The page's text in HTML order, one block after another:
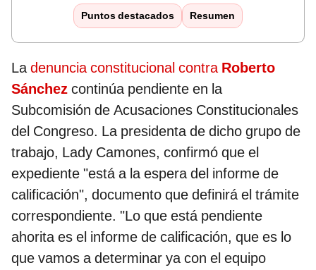
Puntos destacados Resumen
Ladenuncia constitucional contra Roberto
Sánchez continúa pendiente en la
Subcomisión de Acusaciones Constitucionales
del Congreso. La presidenta de dicho grupo de
trabajo, Lady Camones, confirmó que el
expediente "está a la espera del informe de
calificación", documento que definirá el trámite
correspondiente. "Lo que está pendiente
ahorita es el informe de calificación, que es lo
que vamos a determinar ya con el equipo